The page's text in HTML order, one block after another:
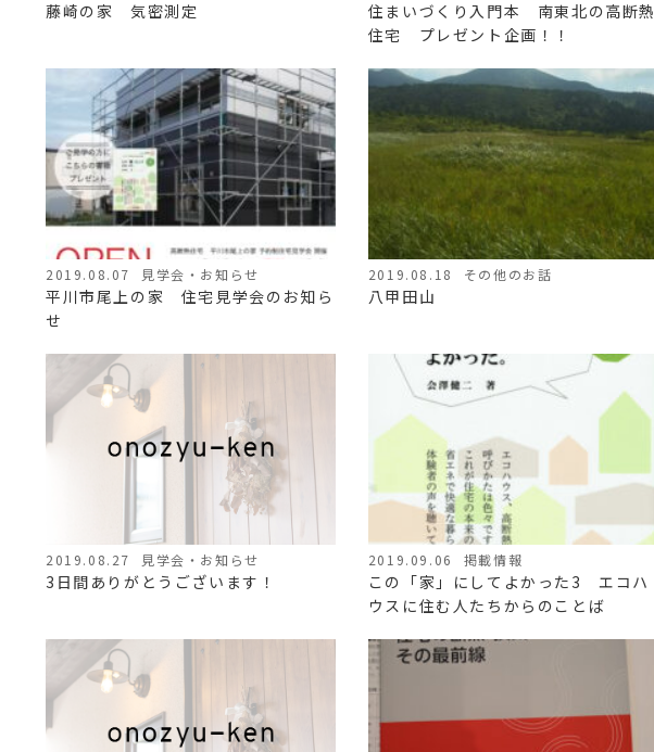
藤崎の家 気密測定
住まいづくり入門本 南東北の高断熱
住宅 プレゼント企画！！
2019.08.07 見学会・お知らせ
平川市尾上の家 住宅見学会のお知ら
せ
2019.08.18 その他のお話
八甲田山
2019.08.27 見学会・お知らせ
3日間ありがとうございます！
2019.09.06 掲載情報
この「家」にしてよかった3 エコハ
ウスに住む人たちからのことば